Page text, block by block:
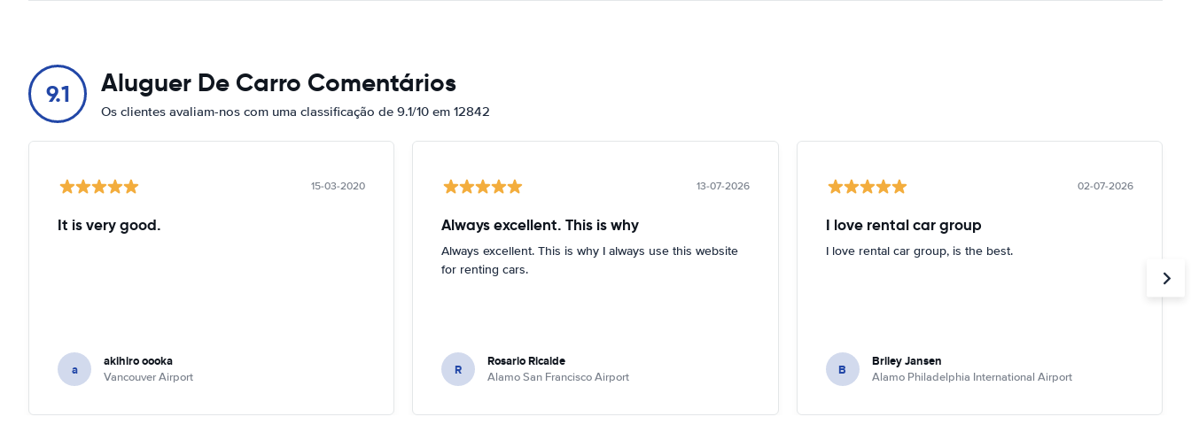
9.1 Aluguer De Carro Comentários
Os clientes avaliam-nos com uma classificação de 9.1/10 em 12842
15-03-2020
It is very good.
a akihiro oooka
Vancouver Airport
13-07-2026
Always excellent. This is why
Always excellent. This is why I always use this website
for renting cars.
R Rosario Ricalde
Alamo San Francisco Airport
02-07-2026
I love rental car group
I love rental car group, is the best.
B Briley Jansen
Alamo Philadelphia International Airport